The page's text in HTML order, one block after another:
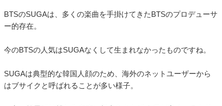
BTSのSUGAは、多くの楽曲を手掛けてきたBTSのプロデューサ
ー的存在。
今のBTSの人気はSUGAなくして生まれなかったものですね。
SUGAは典型的な韓国人顔のため、海外のネットユーザーから
はブサイクと呼ばれることが多い様子。